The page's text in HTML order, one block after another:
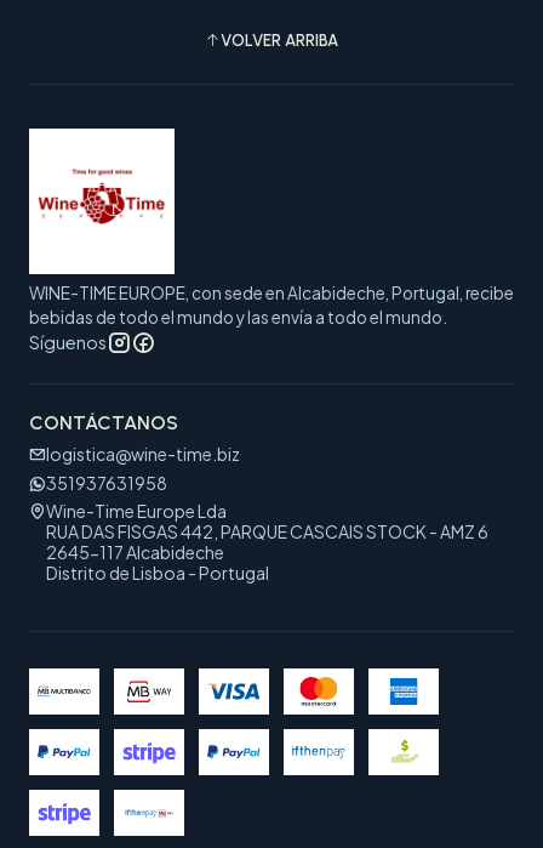
VOLVER ARRIBA
WINE-TIME EUROPE, con sede en Alcabideche, Portugal, recibe
bebidas de todo el mundo y las envía a todo el mundo.
Síguenos
CONTÁCTANOS
logistica@wine-time.biz
351937631958
Wine-Time Europe Lda
RUA DAS FISGAS 442, PARQUE CASCAIS STOCK - AMZ 6
2645-117 Alcabideche
Distrito de Lisboa - Portugal